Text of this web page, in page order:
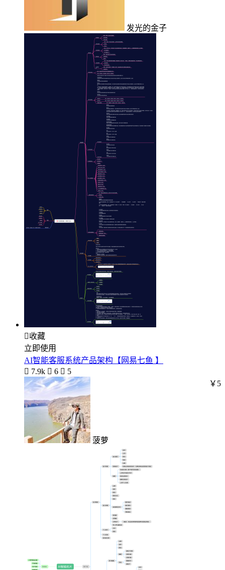
发光的金子
收藏
立即使用
AI智能客服系统产品架构【网易七鱼 】
 7.9k  6  5
菠萝
￥5